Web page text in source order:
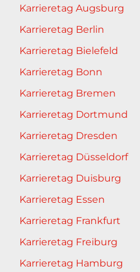
Karrieretag Augsburg
Karrieretag Berlin
Karrieretag Bielefeld
Karrieretag Bonn
Karrieretag Bremen
Karrieretag Dortmund
Karrieretag Dresden
Karrieretag Düsseldorf
Karrieretag Duisburg
Karrieretag Essen
Karrieretag Frankfurt
Karrieretag Freiburg
Karrieretag Hamburg